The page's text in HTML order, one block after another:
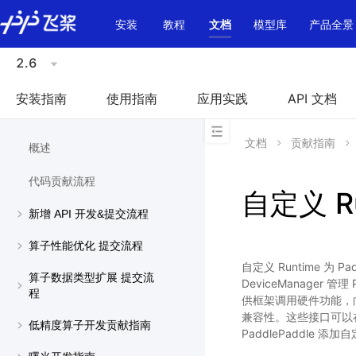
\u200E
安装
教程 文档 模型库 产品全景
2.6
安装指南 使用指南 应用实践 API 文档
概述
代码贡献流程
新增 API 开发&提交流程
算子性能优化 提交流程
算子数据类型扩展 提交流
程
低精度算子开发贡献指南
文档 贡献指南
自定义
自定义 Runtime 为
DeviceManager 管理
供框架调用硬件功能
兼容性。这些接口可
PaddlePaddle 添加自